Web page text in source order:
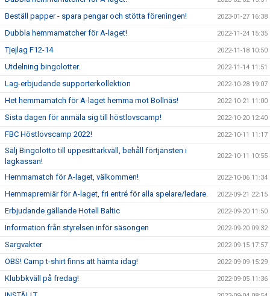
Beställ papper - spara pengar och stötta föreningen! 2023-01-27 16:38
Dubbla hemmamatcher för A-laget! 2022-11-24 15:35
Tjejlag F12-14 2022-11-18 10:50
Utdelning bingolotter. 2022-11-14 11:51
Lag-erbjudande supporterkollektion 2022-10-28 19:07
Het hemmamatch för A-laget hemma mot Bollnäs! 2022-10-21 11:00
Sista dagen för anmäla sig till höstlovscamp! 2022-10-20 12:40
FBC Höstlovscamp 2022! 2022-10-11 11:17
Sälj Bingolotto till uppesittarkväll, behåll förtjänsten i
lagkassan!
2022-10-11 10:55
Hemmamatch för A-laget, välkommen! 2022-10-06 11:34
Hemmapremiär för A-laget, fri entré för alla spelare/ledare. 2022-09-21 22:15
Erbjudande gällande Hotell Baltic 2022-09-20 11:50
Information från styrelsen inför säsongen 2022-09-20 09:32
Sargvakter 2022-09-15 17:57
OBS! Camp t-shirt finns att hämta idag! 2022-09-09 15:29
Klubbkväll på fredag! 2022-09-05 11:36